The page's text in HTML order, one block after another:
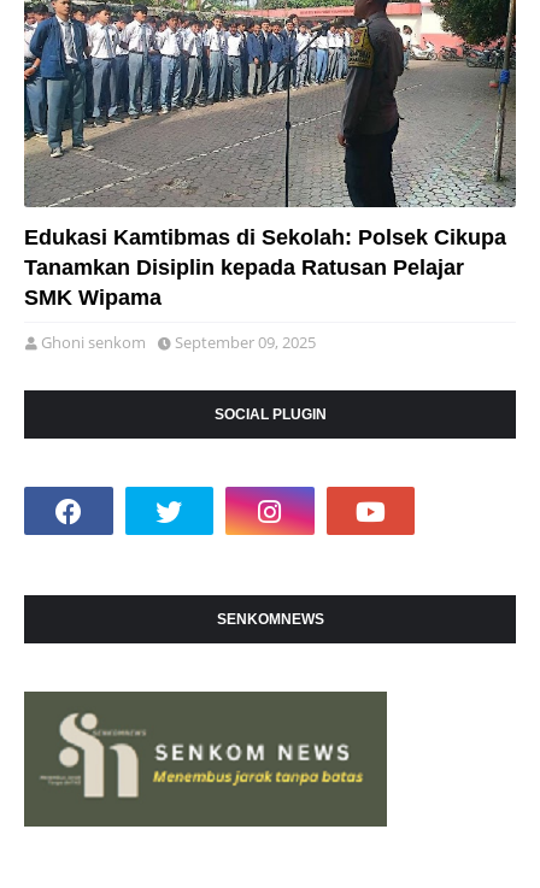
Edukasi Kamtibmas di Sekolah: Polsek Cikupa
Tanamkan Disiplin kepada Ratusan Pelajar
SMK Wipama
Ghoni senkom September 09, 2025
SOCIAL PLUGIN
SENKOMNEWS